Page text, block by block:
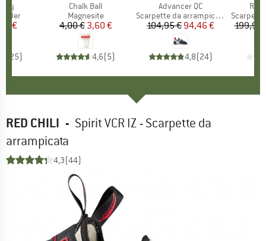
ridotto
€
25)
Articolo
Chalk Ball
Gruppo di prodotti
Magnesite
Prezzo
4,00 € Prezzo ridotto
3,60 €
4,6(5)
Articolo
Advancer QC
Gruppo di prodotti
Scarpette da arrampicata
Prezzo
104,95 €Prezzo ridotto
94,46 €
4,8(24)
Gruppo
Scarpe
199,95
RED CHILI - Spirit VCR IZ - Scarpette da
arrampicata
4,3(44)